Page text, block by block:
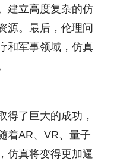
建立高度复杂的仿
源。最后，伦理问
和军事领域，仿真
得了巨大的成功，
着AR、VR、量子
仿真将变得更加逼